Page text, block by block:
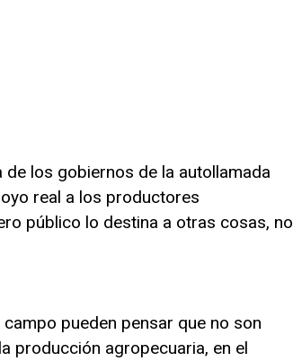
los gobiernos de la autollamada
real a los productores
público lo destina a otras cosas, no
pueden pensar que no son
producción agropecuaria, en el